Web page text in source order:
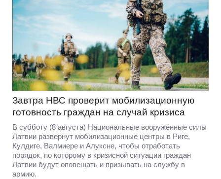
Завтра НВС проверит мобилизационную
готовность граждан на случай кризиса
В субботу (8 августа) Национальные вооружённые силы
Латвии развернут мобилизационные центры в Риге,
Кулдиге, Валмиере и Алуксне, чтобы отработать
порядок, по которому в кризисной ситуации граждан
Латвии будут оповещать и призывать на службу в
армию.